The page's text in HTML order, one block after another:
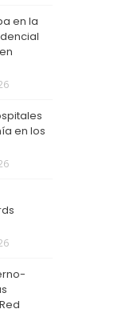
en la
en los